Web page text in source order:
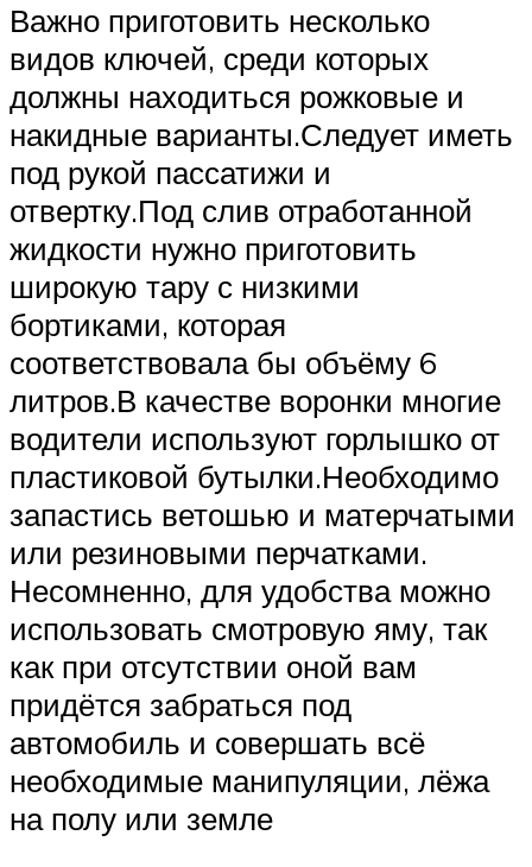
Важно приготовить несколько
видов ключей, среди которых
должны находиться рожковые и
накидные варианты.Следует иметь
под рукой пассатижи и
отвертку.Под слив отработанной
жидкости нужно приготовить
широкую тару с низкими
бортиками, которая
соответствовала бы объёму 6
литров.В качестве воронки многие
водители используют горлышко от
пластиковой бутылки.Необходимо
запастись ветошью и матерчатыми
или резиновыми перчатками.
Несомненно, для удобства можно
использовать смотровую яму, так
как при отсутствии оной вам
придётся забраться под
автомобиль и совершать всё
необходимые манипуляции, лёжа
на полу или земле